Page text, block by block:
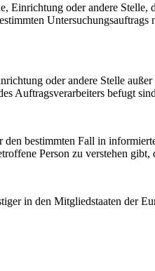
Einrichtung oder andere
oder andere Stelle
Auftragsverarbeiters befugt
bestimmten Fall in
Person zu verstehen
in den Mitgliedstaaten der